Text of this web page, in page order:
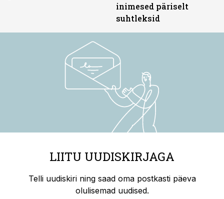
inimesed päriselt
suhtleksid
LIITU UUDISKIRJAGA
Telli uudiskiri ning saad oma postkasti päeva
olulisemad uudised.